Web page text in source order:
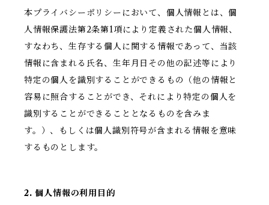
本プライバシーポリシーにおいて、個人情報とは、個
人情報保護法第2条第1項により定義された個人情報、
すなわち、生存する個人に関する情報であって、当該
情報に含まれる氏名、生年月日その他の記述等により
特定の個人を識別することができるもの（他の情報と
容易に照合することができ、それにより特定の個人を
識別することができることとなるものを含みま
す。）、もしくは個人識別符号が含まれる情報を意味
するものとします。
2. 個人情報の利用目的